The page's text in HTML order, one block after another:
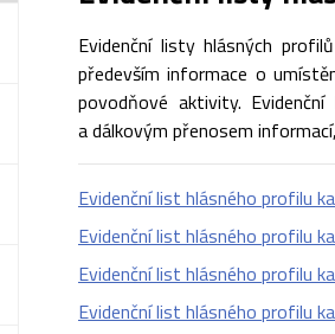
Evidenční listy hlásných
především informace o
povodňové aktivity.
a dálkovým přenosem
Evidenční list hlásného profilu
Evidenční list hlásného profilu
Evidenční list hlásného profilu
Evidenční list hlásného profilu